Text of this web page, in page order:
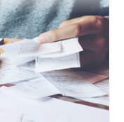
rekonsiliasi